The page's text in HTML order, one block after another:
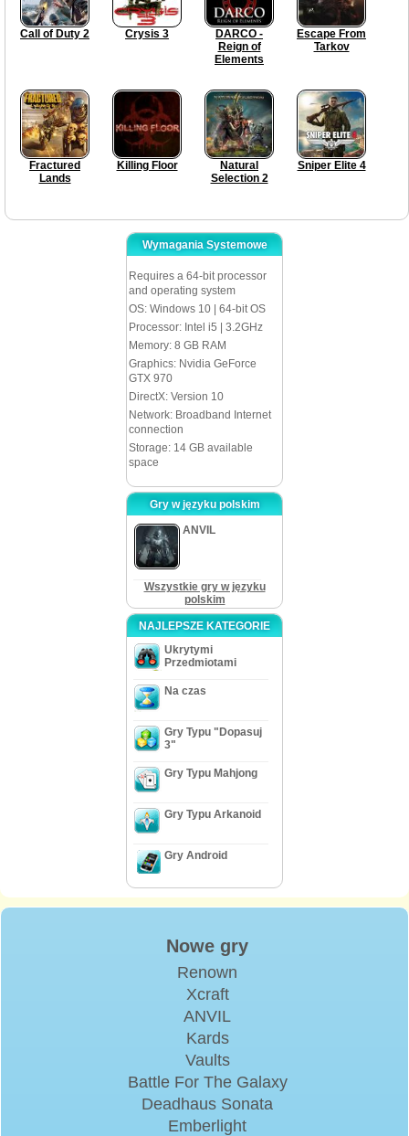
Call of Duty 2 Crysis 3
DARCO -
Reign of
Elements
Escape From
Tarkov
Fractured
Lands
Killing Floor
Natural
Selection 2
Sniper Elite 4
Wymagania Systemowe
Requires a 64-bit processor
and operating system
OS: Windows 10 | 64-bit OS
Processor: Intel i5 | 3.2GHz
Memory: 8 GB RAM
Graphics: Nvidia GeForce
GTX 970
DirectX: Version 10
Network: Broadband Internet
connection
Storage: 14 GB available
space
Gry w języku polskim
ANVIL
Wszystkie gry w języku
polskim
NAJLEPSZE KATEGORIE
Ukrytymi
Przedmiotami
Na czas
Gry Typu "Dopasuj
3"
Gry Typu Mahjong
Gry Typu Arkanoid
Gry Android
Nowe gry
Renown
Xcraft
ANVIL
Kards
Vaults
Battle For The Galaxy
Deadhaus Sonata
Emberlight